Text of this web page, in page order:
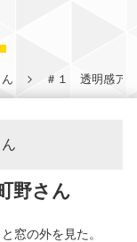
＃１ 透明感ア
野さん
窓の外を見た。